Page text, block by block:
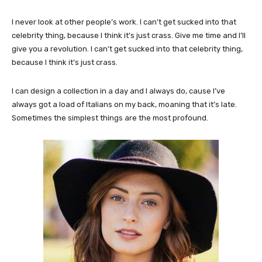
I never look at other people’s work. I can’t get sucked into that
celebrity thing, because I think it’s just crass. Give me time and I’ll
give you a revolution. I can’t get sucked into that celebrity thing,
because I think it’s just crass.
I can design a collection in a day and I always do, cause I’ve
always got a load of Italians on my back, moaning that it’s late.
Sometimes the simplest things are the most profound.